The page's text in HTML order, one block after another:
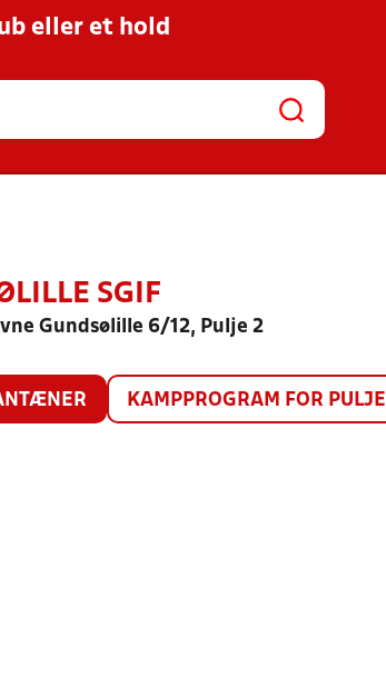
eller et hold
SGIF
Gundsølille 6/12, Pulje 2
KAMPPROGRAM FOR PULJE